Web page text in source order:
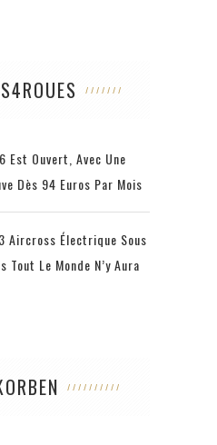
Est Ouvert, Avec Une
Dès 94 Euros Par Mois
Aircross Électrique Sous
Tout Le Monde N’y Aura